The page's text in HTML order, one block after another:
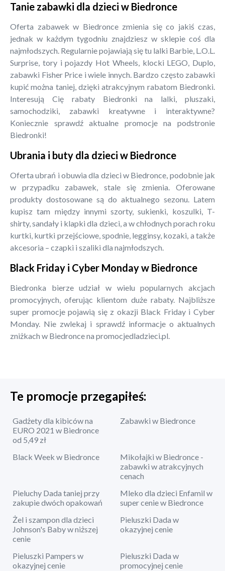
Tanie zabawki dla dzieci w Biedronce
Oferta zabawek w Biedronce zmienia się co jakiś czas,
jednak w każdym tygodniu znajdziesz w sklepie coś dla
najmłodszych. Regularnie pojawiają się tu lalki Barbie, L.O.L.
Surprise, tory i pojazdy Hot Wheels, klocki LEGO, Duplo,
zabawki Fisher Price i wiele innych. Bardzo często zabawki
kupić można taniej, dzięki atrakcyjnym rabatom Biedronki.
Interesują Cię rabaty Biedronki na lalki, pluszaki,
samochodziki, zabawki kreatywne i interaktywne?
Koniecznie sprawdź aktualne promocje na podstronie
Biedronki!
Ubrania i buty dla dzieci w Biedronce
Oferta ubrań i obuwia dla dzieci w Biedronce, podobnie jak
w przypadku zabawek, stale się zmienia. Oferowane
produkty dostosowane są do aktualnego sezonu. Latem
kupisz tam między innymi szorty, sukienki, koszulki, T-
shirty, sandały i klapki dla dzieci, a w chłodnych porach roku
kurtki, kurtki przejściowe, spodnie, legginsy, kozaki, a także
akcesoria – czapki i szaliki dla najmłodszych.
Black Friday i Cyber Monday w Biedronce
Biedronka bierze udział w wielu popularnych akcjach
promocyjnych, oferując klientom duże rabaty. Najbliższe
super promocje pojawią się z okazji Black Friday i Cyber
Monday. Nie zwlekaj i sprawdź informacje o aktualnych
zniżkach w Biedronce na promocjedladzieci.pl.
Te promocje przegapiłeś:
Gadżety dla kibiców na
EURO 2021 w Biedronce
od 5,49 zł
Zabawki w Biedronce
Black Week w Biedronce
Mikołajki w Biedronce -
zabawki w atrakcyjnych
cenach
Pieluchy Dada taniej przy
zakupie dwóch opakowań
Mleko dla dzieci Enfamil w
super cenie w Biedronce
Żel i szampon dla dzieci
Johnson's Baby w niższej
cenie
Pieluszki Dada w
okazyjnej cenie
Pieluszki Pampers w
okazyjnej cenie
Pieluszki Dada w
promocyjnej cenie